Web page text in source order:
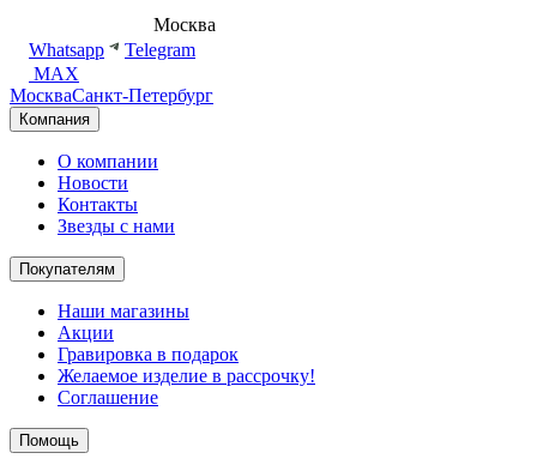
Москва
Whatsapp
Telegram
MAX
МоскваСанкт-Петербург
Компания
О компании
Новости
Контакты
Звезды с нами
Покупателям
Наши магазины
Акции
Гравировка в подарок
Желаемое изделие в рассрочку!
Соглашение
Помощь